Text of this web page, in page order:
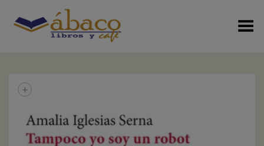
Menú Alterno
+